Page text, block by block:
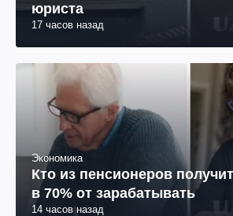
юриста
17 часов назад
Экономика
Кто из пенсионеров
в 70% от зарабатывать
14 часов назад